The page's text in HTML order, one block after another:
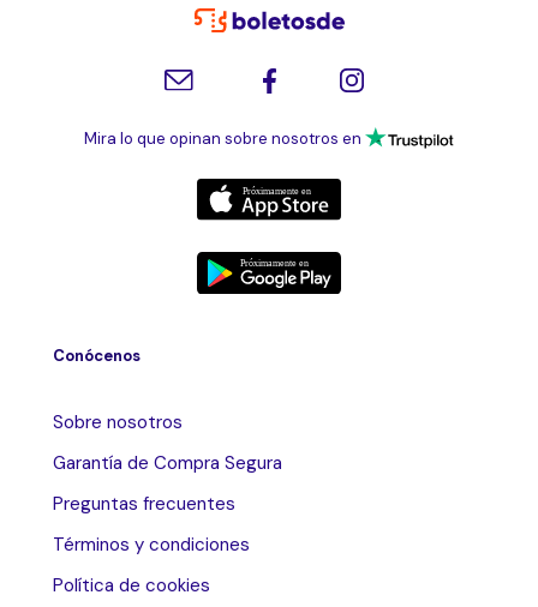
Mira lo que opinan sobre nosotros en
Conócenos
Sobre nosotros
Garantía de Compra Segura
Preguntas frecuentes
Términos y condiciones
Política de cookies